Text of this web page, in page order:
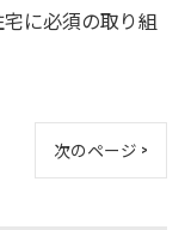
に必須の取り組
次のページ >